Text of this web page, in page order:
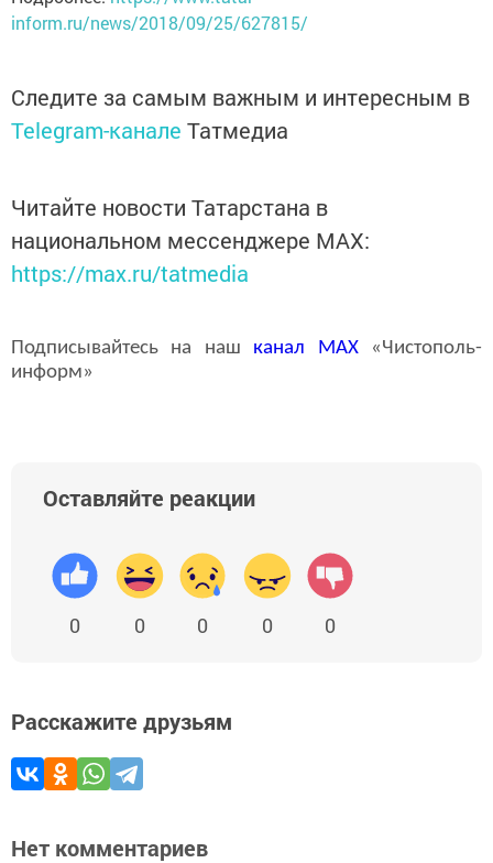
inform.ru/news/2018/09/25/627815/
Следите за самым важным и интересным в
Telegram-канале Татмедиа
Читайте новости Татарстана в
национальном мессенджере MАХ:
https://max.ru/tatmedia
Подписывайтесь на наш канал MAX«Чистополь-
информ»
Оставляйте реакции
0 0 0 0 0
Расскажите друзьям
Нет комментариев